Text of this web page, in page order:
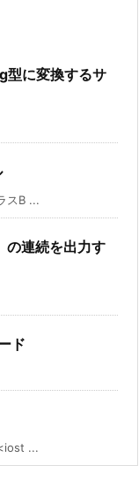
に変換するサ
スB ...
連続を出力す
ド
...